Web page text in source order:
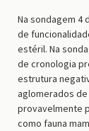
Na sondagem 4
de
estéril. Na
de cronologia
estrutura
aglomerados
provavelmente
como fauna